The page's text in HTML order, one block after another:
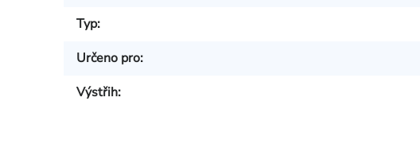
Typ:
Určeno pro:
Výstřih: